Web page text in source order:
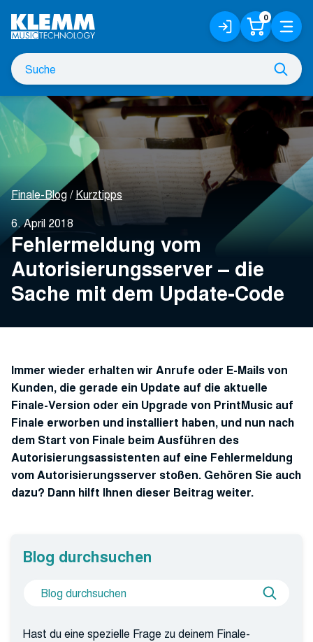
Hauptinhalt
Suche
nach
Anmelden
/
Registrieren
0 Menü
Finale-Blog Kurztipps
6. April 2018
Fehlermeldung vom
Autorisierungsserver – die
Sache mit dem Update-Code
Immer wieder erhalten wir Anrufe oder E-Mails von
Kunden, die gerade ein Update auf die aktuelle
Finale-Version oder ein Upgrade von PrintMusic auf
Finale erworben und installiert haben, und nun nach
dem Start von Finale beim Ausführen des
Autorisierungsassistenten auf eine Fehlermeldung
vom Autorisierungsserver stoßen. Gehören Sie auch
dazu? Dann hilft Ihnen dieser Beitrag weiter.
Blog durchsuchen
Suche
nach
Blog
Hast du eine spezielle Frage zu deinem Finale-